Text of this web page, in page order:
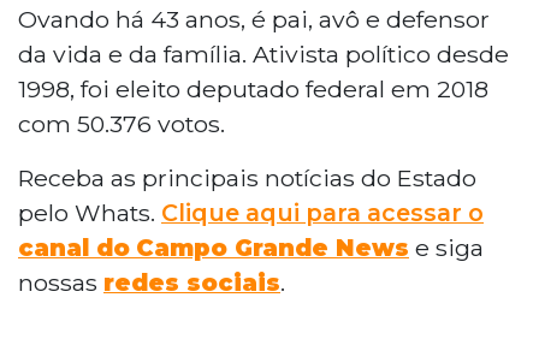
Ovando há 43 anos, é pai, avô e defensor
da vida e da família. Ativista político desde
1998, foi eleito deputado federal em 2018
com 50.376 votos.
Receba as principais notícias do Estado
pelo Whats. Clique aqui para acessar o
canal do Campo Grande News e siga
nossas redes sociais.